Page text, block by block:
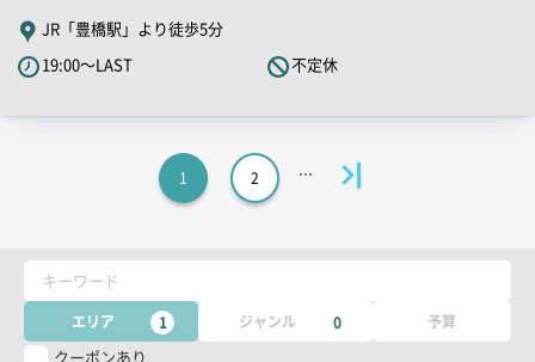
PR
キ
ャ
JR「豊橋駅」より徒歩5分
19:00～LAST
不定休
1 2
キーワード
エリア 1 ジャンル 0 予算
クーポンあり